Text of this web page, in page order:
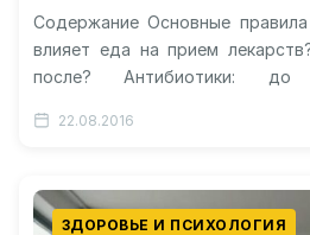
Содержание Основные
влияет еда на прием
после? Антибиотики:
22.08.2016
ЗДОРОВЬЕ И ПСИХОЛОГИЯ